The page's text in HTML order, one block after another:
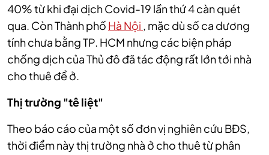
40% từ khi đại dịch Covid-19 lần thứ 4 càn quét
qua. Còn Thành phố Hà Nội , mặc dù số ca dương
tính chưa bằng TP. HCM nhưng các biện pháp
chống dịch của Thủ đô đã tác động rất lớn tới nhà
cho thuê để ở.
Thị trường "tê liệt"
Theo báo cáo của một số đơn vị nghiên cứu BĐS,
thời điểm này thị trường nhà ở cho thuê từ phân